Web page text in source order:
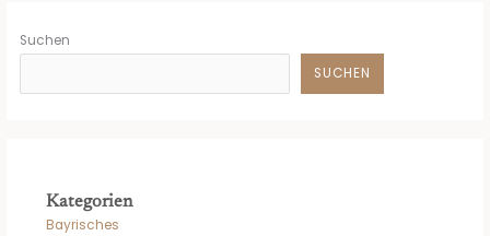
Suchen
SUCHEN
Kategorien
Bayrisches